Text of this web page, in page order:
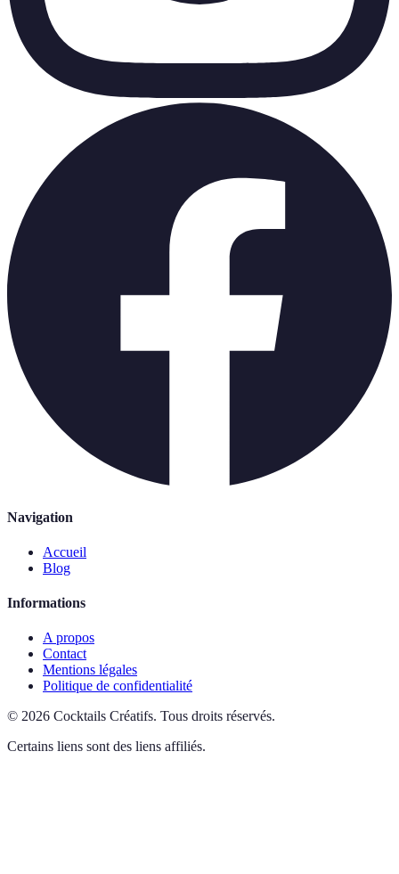
Navigation
Accueil
Blog
Informations
A propos
Contact
Mentions légales
Politique de confidentialité
© 2026 Cocktails Créatifs. Tous droits réservés.
Certains liens sont des liens affiliés.